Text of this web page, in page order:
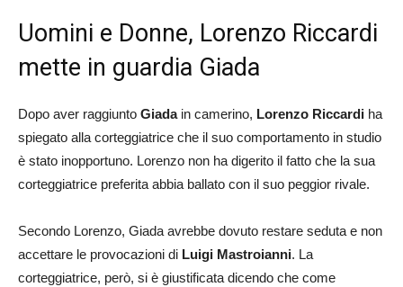
Uomini e Donne, Lorenzo Riccardi
mette in guardia Giada
Dopo aver raggiunto Giada in camerino, Lorenzo Riccardi ha
spiegato alla corteggiatrice che il suo comportamento in studio
è stato inopportuno. Lorenzo non ha digerito il fatto che la sua
corteggiatrice preferita abbia ballato con il suo peggior rivale.
Secondo Lorenzo, Giada avrebbe dovuto restare seduta e non
accettare le provocazioni di Luigi Mastroianni. La
corteggiatrice, però, si è giustificata dicendo che come